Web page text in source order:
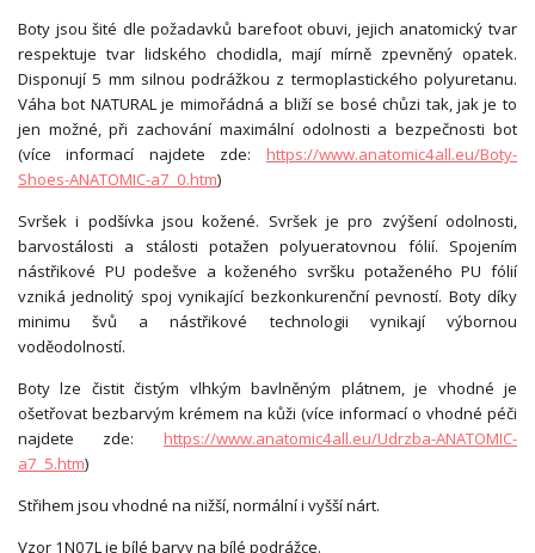
Boty jsou šité dle požadavků barefoot obuvi, jejich anatomický tvar
respektuje tvar lidského chodidla, mají mírně zpevněný opatek.
Disponují 5 mm silnou podrážkou z termoplastického polyuretanu.
Váha bot NATURAL je mimořádná a bliží se bosé chůzi tak, jak je to
jen možné, při zachování maximální odolnosti a bezpečnosti bot
(více informací najdete zde: https://www.anatomic4all.eu/Boty-
Shoes-ANATOMIC-a7_0.htm)
Svršek i podšívka jsou kožené. Svršek je pro zvýšení odolnosti,
barvostálosti a stálosti potažen polyueratovnou fólií. Spojením
nástřikové PU podešve a koženého svršku potaženého PU fólií
vzniká jednolitý spoj vynikající bezkonkurenční pevností. Boty díky
minimu švů a nástřikové technologii vynikají výbornou
voděodolností.
Boty lze čistit čistým vlhkým bavlněným plátnem, je vhodné je
ošetřovat bezbarvým krémem na kůži (více informací o vhodné péči
najdete zde: https://www.anatomic4all.eu/Udrzba-ANATOMIC-
a7_5.htm)
Střihem jsou vhodné na nižší, normální i vyšší nárt.
Vzor 1N07L je bílé barvy na bílé podrážce.